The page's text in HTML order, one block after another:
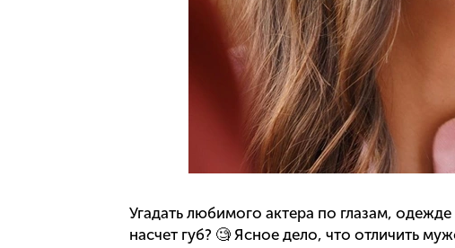
Угадать любимого актера по глазам,
насчет губ? 🧐 Ясное дело, что отличить